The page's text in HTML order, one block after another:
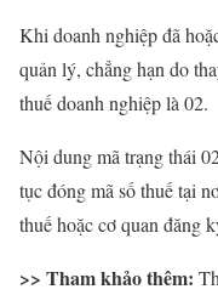
Khi doanh nghiệp đã
quản lý, chẳng hạn do
thuế doanh nghiệp là 02.
Nội dung mã trạng thái
tục đóng mã số thuế tại
thuế hoặc cơ quan đăng
>> Tham khảo thêm: